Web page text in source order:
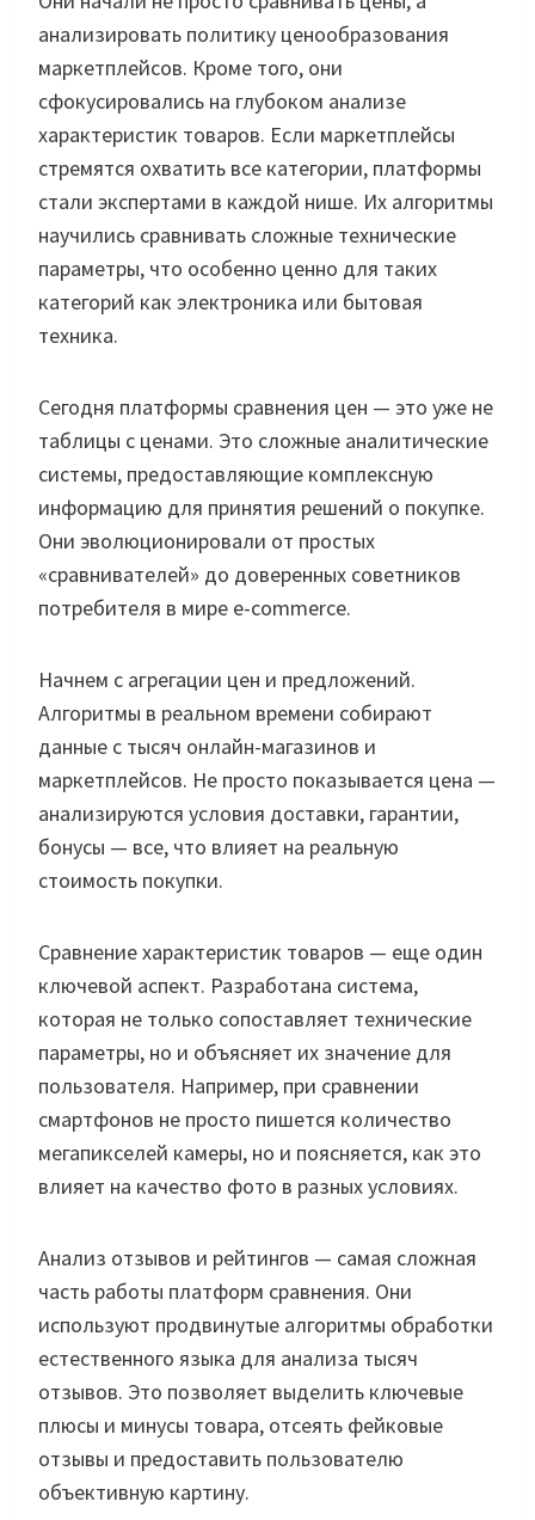
анализировать политику ценообразования
маркетплейсов. Кроме того, они
сфокусировались на глубоком анализе
характеристик товаров. Если маркетплейсы
стремятся охватить все категории, платформы
стали экспертами в каждой нише. Их алгоритмы
научились сравнивать сложные технические
параметры, что особенно ценно для таких
категорий как электроника или бытовая
техника.
Сегодня платформы сравнения цен — это уже не
таблицы с ценами. Это сложные аналитические
системы, предоставляющие комплексную
информацию для принятия решений о покупке.
Они эволюционировали от простых
«сравнивателей» до доверенных советников
потребителя в мире e-commerce.
Начнем с агрегации цен и предложений.
Алгоритмы в реальном времени собирают
данные с тысяч онлайн-магазинов и
маркетплейсов. Не просто показывается цена —
анализируются условия доставки, гарантии,
бонусы — все, что влияет на реальную
стоимость покупки.
Сравнение характеристик товаров — еще один
ключевой аспект. Разработана система,
которая не только сопоставляет технические
параметры, но и объясняет их значение для
пользователя. Например, при сравнении
смартфонов не просто пишется количество
мегапикселей камеры, но и поясняется, как это
влияет на качество фото в разных условиях.
Анализ отзывов и рейтингов — самая сложная
часть работы платформ сравнения. Они
используют продвинутые алгоритмы обработки
естественного языка для анализа тысяч
отзывов. Это позволяет выделить ключевые
плюсы и минусы товара, отсеять фейковые
отзывы и предоставить пользователю
объективную картину.